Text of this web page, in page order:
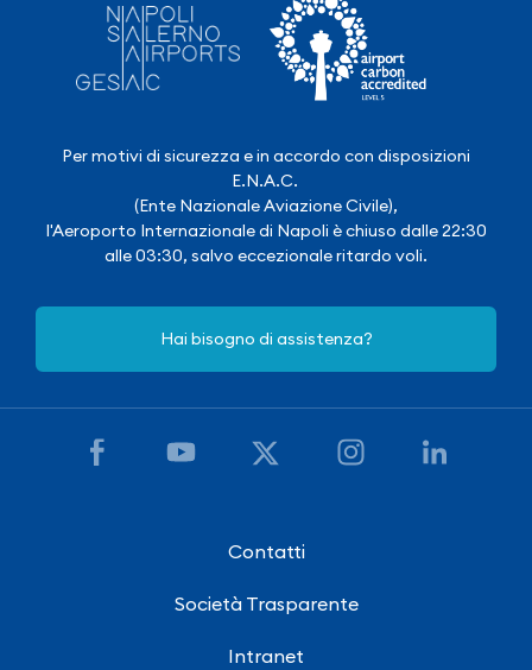
Per motivi di sicurezza e in accordo con disposizioni
E.N.A.C.
(Ente Nazionale Aviazione Civile),
l'Aeroporto Internazionale di Napoli è chiuso dalle 22:30
alle 03:30, salvo eccezionale ritardo voli.
Hai bisogno di assistenza?
Contatti
Società Trasparente
Intranet